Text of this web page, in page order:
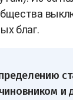
благ.
и